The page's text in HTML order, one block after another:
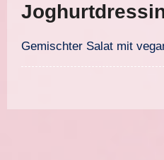
Gemischter Salat mit